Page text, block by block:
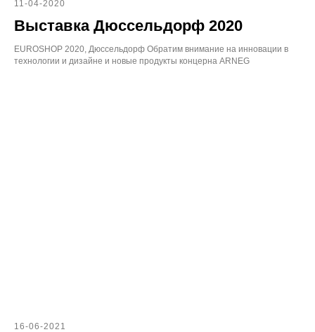
11-04-2020
Выставка Дюссельдорф 2020
EUROSHOP 2020, Дюссельдорф Обратим внимание на инновации в
технологии и дизайне и новые продукты концерна ARNEG
16-06-2021